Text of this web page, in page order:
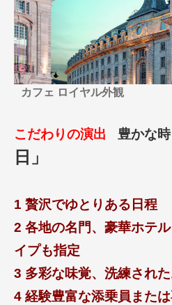
1度は見てみたい遺
野生動物に出合う
クルーズ
音楽
お花・紅葉
鉄
ハイキング・トレッ
1名様からの旅
芸術鑑賞（美術、
カフェ ロイヤル外観
こだわりの演出 豊かな
日」
1 贅沢でゆとりある日程
2 各地の名門、豪華ホテ
イプも指定
3 多彩な味覚、洗練され
4 経験豊富な添乗員また